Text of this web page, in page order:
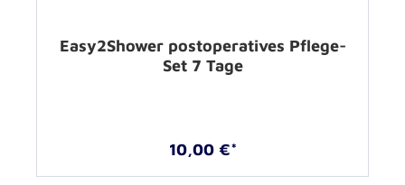
Easy2Shower postoperatives Pflege-
Set 7 Tage
10,00 €*